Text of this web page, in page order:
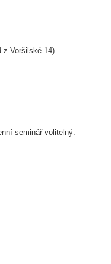
z Voršilské 14)
seminář volitelný.